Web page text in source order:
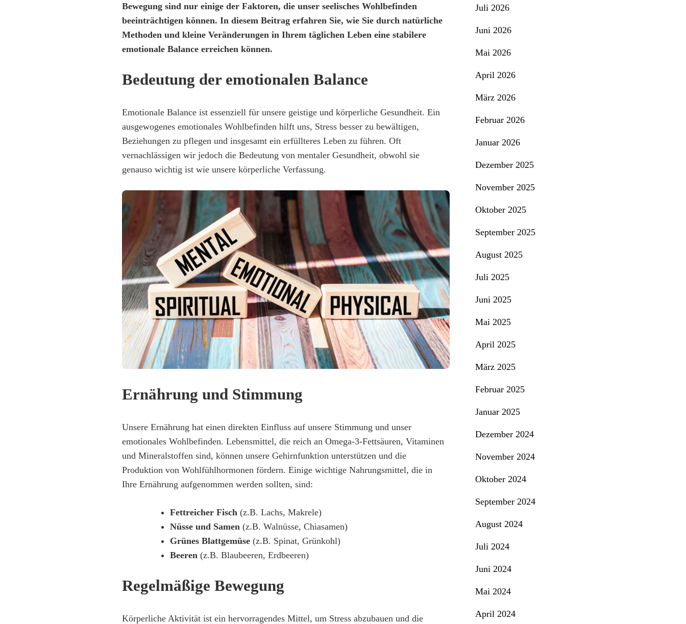
Bewegung sind nur einige der Faktoren, die unser seelisches Wohlbefinden
beeinträchtigen können. In diesem Beitrag erfahren Sie, wie Sie durch natürliche
Methoden und kleine Veränderungen in Ihrem täglichen Leben eine stabilere
emotionale Balance erreichen können.
Bedeutung der emotionalen Balance
Emotionale Balance ist essenziell für unsere geistige und körperliche Gesundheit. Ein
ausgewogenes emotionales Wohlbefinden hilft uns, Stress besser zu bewältigen,
Beziehungen zu pflegen und insgesamt ein erfüllteres Leben zu führen. Oft
vernachlässigen wir jedoch die Bedeutung von mentaler Gesundheit, obwohl sie
genauso wichtig ist wie unsere körperliche Verfassung.
Ernährung und Stimmung
Unsere Ernährung hat einen direkten Einfluss auf unsere Stimmung und unser
emotionales Wohlbefinden. Lebensmittel, die reich an Omega-3-Fettsäuren, Vitaminen
und Mineralstoffen sind, können unsere Gehirnfunktion unterstützen und die
Produktion von Wohlfühlhormonen fördern. Einige wichtige Nahrungsmittel, die in
Ihre Ernährung aufgenommen werden sollten, sind:
Fettreicher Fisch (z.B. Lachs, Makrele)
Nüsse und Samen (z.B. Walnüsse, Chiasamen)
Grünes Blattgemüse (z.B. Spinat, Grünkohl)
Beeren (z.B. Blaubeeren, Erdbeeren)
Regelmäßige Bewegung
Körperliche Aktivität ist ein hervorragendes Mittel, um Stress abzubauen und die
Juli 2026
Juni 2026
Mai 2026
April 2026
März 2026
Februar 2026
Januar 2026
Dezember 2025
November 2025
Oktober 2025
September 2025
August 2025
Juli 2025
Juni 2025
Mai 2025
April 2025
März 2025
Februar 2025
Januar 2025
Dezember 2024
November 2024
Oktober 2024
September 2024
August 2024
Juli 2024
Juni 2024
Mai 2024
April 2024